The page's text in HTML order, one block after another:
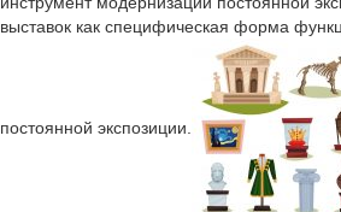
выставок как специфическая форма
постоянной экспозиции.